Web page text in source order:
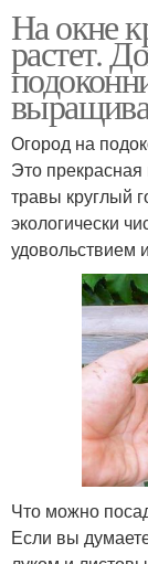
На окне
растет.
Огород на
Это
травы круглый
экологически
удовольствием
Что можно
Если вы